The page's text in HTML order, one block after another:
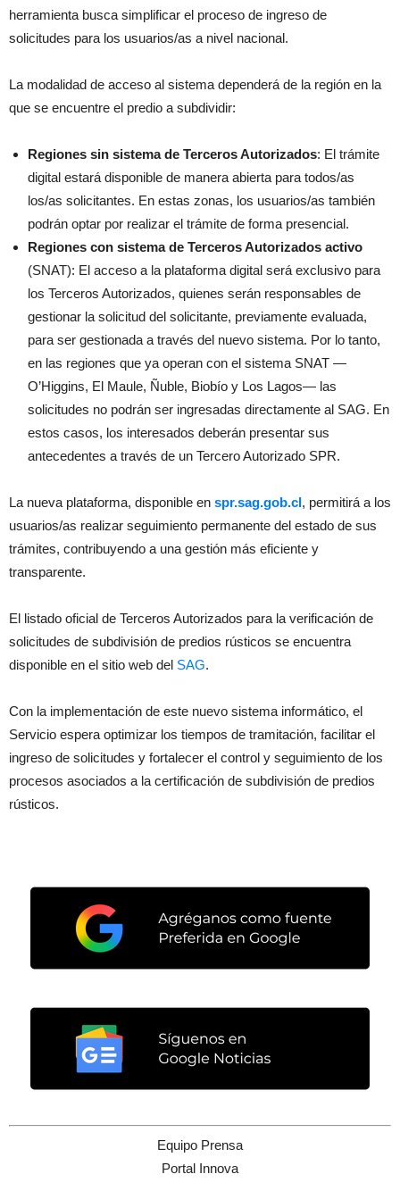
herramienta busca simplificar el proceso de ingreso de
solicitudes para los usuarios/as a nivel nacional.
La modalidad de acceso al sistema dependerá de la región en la
que se encuentre el predio a subdividir:
Regiones sin sistema de Terceros Autorizados: El trámite
digital estará disponible de manera abierta para todos/as
los/as solicitantes. En estas zonas, los usuarios/as también
podrán optar por realizar el trámite de forma presencial.
Regiones con sistema de Terceros Autorizados activo
(SNAT): El acceso a la plataforma digital será exclusivo para
los Terceros Autorizados, quienes serán responsables de
gestionar la solicitud del solicitante, previamente evaluada,
para ser gestionada a través del nuevo sistema. Por lo tanto,
en las regiones que ya operan con el sistema SNAT —
O’Higgins, El Maule, Ñuble, Biobío y Los Lagos— las
solicitudes no podrán ser ingresadas directamente al SAG. En
estos casos, los interesados deberán presentar sus
antecedentes a través de un Tercero Autorizado SPR.
La nueva plataforma, disponible en spr.sag.gob.cl, permitirá a los
usuarios/as realizar seguimiento permanente del estado de sus
trámites, contribuyendo a una gestión más eficiente y
transparente.
El listado oficial de Terceros Autorizados para la verificación de
solicitudes de subdivisión de predios rústicos se encuentra
disponible en el sitio web del SAG.
Con la implementación de este nuevo sistema informático, el
Servicio espera optimizar los tiempos de tramitación, facilitar el
ingreso de solicitudes y fortalecer el control y seguimiento de los
procesos asociados a la certificación de subdivisión de predios
rústicos.
Equipo Prensa
Portal Innova